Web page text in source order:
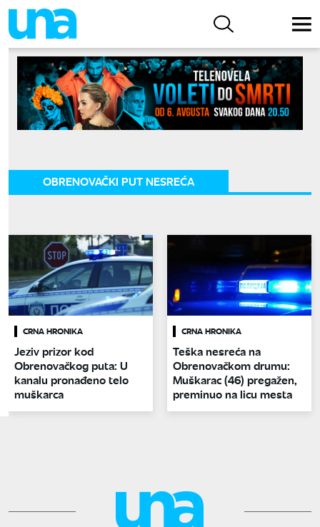
OBRENOVAČKI PUT NESREĆA
CRNA HRONIKA
Jeziv prizor kod
Obrenovačkog puta: U
kanalu pronađeno telo
muškarca
CRNA HRONIKA
Teška nesreća na
Obrenovačkom drumu:
Muškarac (46) pregažen,
preminuo na licu mesta